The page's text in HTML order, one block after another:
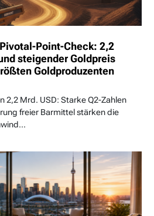
Point-Check: 2,2
steigender Goldpreis
Goldproduzenten
2,2 Mrd. USD: Starke Q2-Zahlen
freier Barmittel stärken die